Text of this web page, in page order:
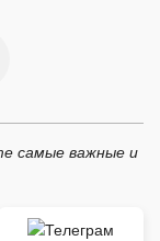
самые важные и